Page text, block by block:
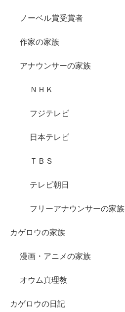
ノーベル賞受賞者
作家の家族
アナウンサーの家族
ＮＨＫ
フジテレビ
日本テレビ
ＴＢＳ
テレビ朝日
フリーアナウンサーの家族
カゲロウの家族
漫画・アニメの家族
オウム真理教
カゲロウの日記